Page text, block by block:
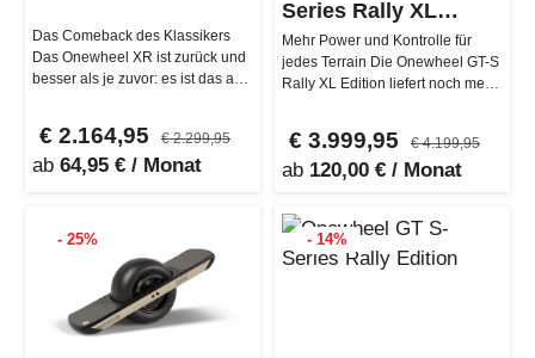
Das Comeback des Klassikers
Das Onewheel XR ist zurück und
besser als je zuvor: es ist das am
€ 2.164,95 € 2.299,95
ab 64,95 € / Monat
Series Rally XL
Edition
Mehr Power und Kontrolle für
jedes Terrain Die Onewheel GT-S
Rally XL Edition liefert noch mehr
€ 3.999,95 € 4.199,95
ab 120,00 € / Monat
- 25% - 14%